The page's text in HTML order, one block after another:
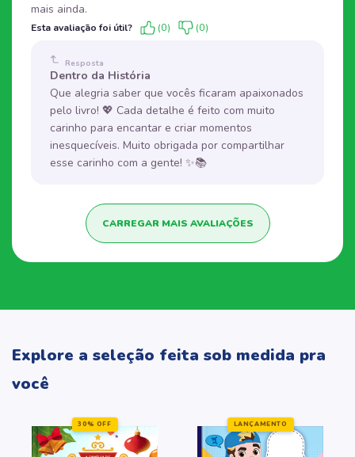
mais ainda.
Esta avaliação foi útil? (0) (0)
Resposta
Dentro da História
Que alegria saber que vocês ficaram apaixonados
pelo livro! 💖 Cada detalhe é feito com muito
carinho para encantar e criar momentos
inesquecíveis. Muito obrigada por compartilhar
esse carinho com a gente! ✨📚
CARREGAR MAIS AVALIAÇÕES
Explore a seleção feita sob medida pra
você
30% OFF LANÇAMENTO